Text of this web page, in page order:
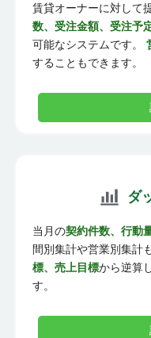
賃貸オーナーに対して
数、受注金額、受注予
可能なシステムです。
することもできます。
ダ
当月の契約件数、行動
間別集計や営業別集計
標、売上目標から逆算
す。